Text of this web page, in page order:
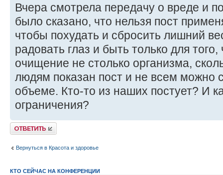
Вчера смотрела передачу о вреде и
было сказано, что нельзя пост
чтобы похудать и сбросить лишний
радовать глаз и быть только для
очищение не столько организма,
людям показан пост и не всем можно
объеме. Кто-то из наших постует? И
ограничения?
Ответить
Вернуться в Красота и здоровье
КТО СЕЙЧАС НА КОНФЕРЕНЦИИ